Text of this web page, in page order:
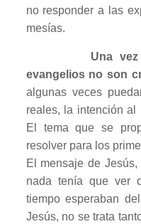
no responder a las
mesías.
Una
evangelios no son
algunas veces
reales, la intención al
El tema que se
resolver para los
El mensaje de
nada tenía que ver
tiempo esperaban
Jesús, no se trata